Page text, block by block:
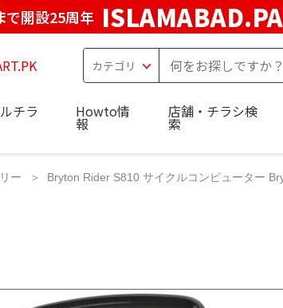
で開設25周年
チラ Howto情
報
店舗・チラシ検
索
ー Bryton Rider S810 サイクルコンピューター